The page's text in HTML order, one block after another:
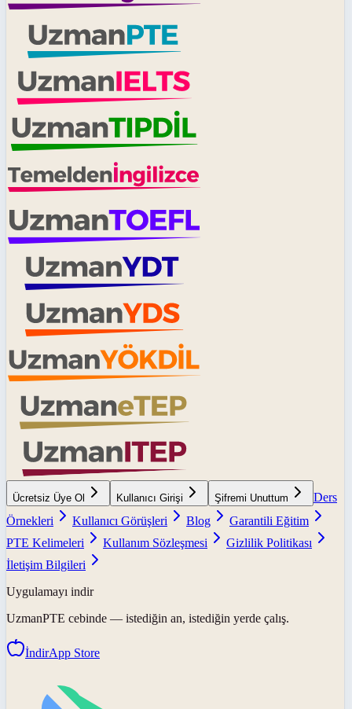
Ücretsiz Üye Ol Kullanıcı Girişi Şifremi Unuttum
Ders
Örnekleri
Kullanıcı Görüşleri Blog
Garantili Eğitim
PTE Kelimeleri
Kullanım Sözleşmesi
Gizlilik Politikası
İletişim Bilgileri
Uygulamayı indir
UzmanPTE cebinde — istediğin an, istediğin yerde çalış.
İndirApp Store